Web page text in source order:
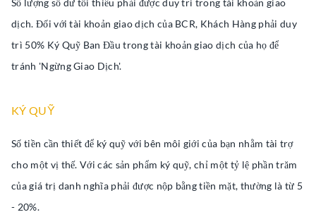
Số lượng số dư tối thiểu phải được duy trì trong tài khoản giao
dịch. Đối với tài khoản giao dịch của BCR, Khách Hàng phải duy
trì 50% Ký Quỹ Ban Đầu trong tài khoản giao dịch của họ để
tránh 'Ngừng Giao Dịch'.
KÝ QUỸ
Số tiền cần thiết để ký quỹ với bên môi giới của bạn nhằm tài trợ
cho một vị thế. Với các sản phẩm ký quỹ, chỉ một tỷ lệ phần trăm
của giá trị danh nghĩa phải được nộp bằng tiền mặt, thường là từ 5
- 20%.